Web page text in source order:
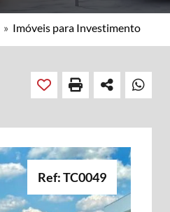
» Imóveis para Investimento
Ref: TC0049